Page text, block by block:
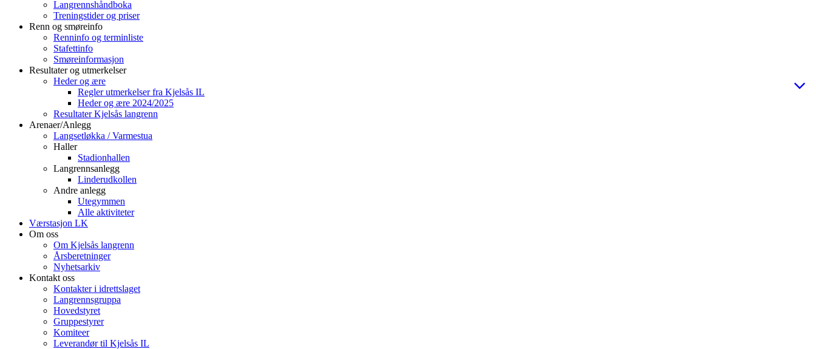
Langrennshåndboka
Treningstider og priser
Renn og smøreinfo
Renninfo og terminliste
Stafettinfo
Smøreinformasjon
Resultater og utmerkelser
Heder og ære
Regler utmerkelser fra Kjelsås IL
Heder og ære 2024/2025
Resultater Kjelsås langrenn
Arenaer/Anlegg
Langsetløkka / Varmestua
Haller
Stadionhallen
Langrennsanlegg
Linderudkollen
Andre anlegg
Utegymmen
Alle aktiviteter
Værstasjon LK
Om oss
Om Kjelsås langrenn
Årsberetninger
Nyhetsarkiv
Kontakt oss
Kontakter i idrettslaget
Langrennsgruppa
Hovedstyret
Gruppestyrer
Komiteer
Leverandør til Kjelsås IL